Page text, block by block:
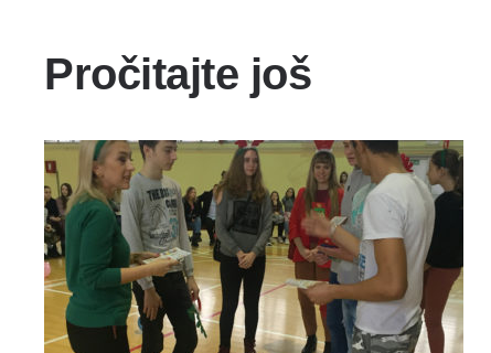
Pročitajte još